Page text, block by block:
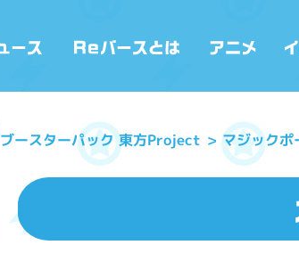
ブースターパック 東方Project マジック